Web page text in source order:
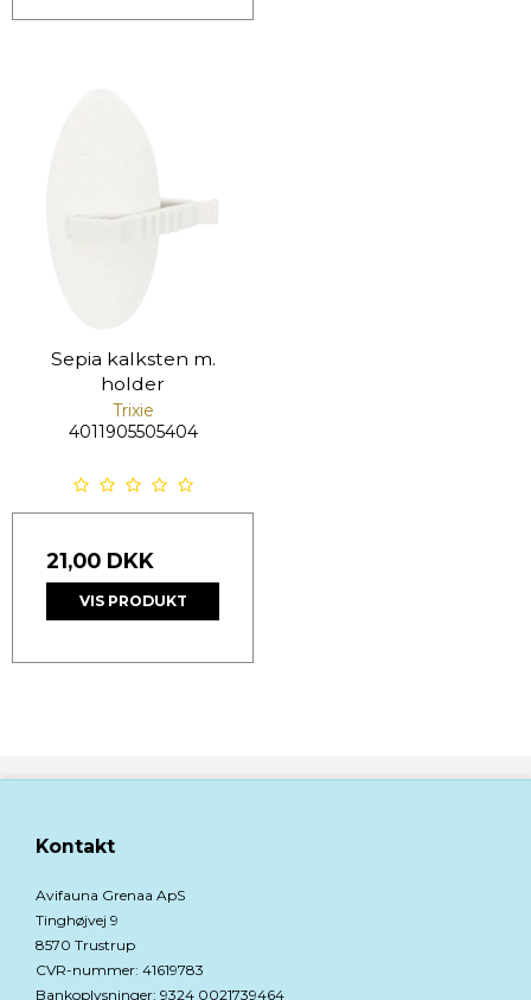
Sepia kalksten m.
holder
Trixie
4011905505404
21,00 DKK
VIS PRODUKT
Kontakt
Avifauna Grenaa ApS
Tinghøjvej 9
8570 Trustrup
CVR-nummer: 41619783
Bankoplysninger: 9324 0021739464